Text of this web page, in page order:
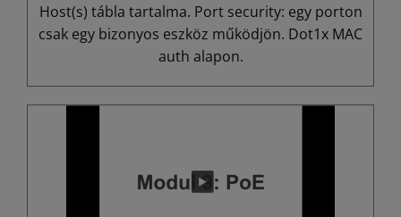
Host(s) tábla tartalma. Port security: egy porton
csak egy bizonyos eszköz működjön. Dot1x MAC
auth alapon.